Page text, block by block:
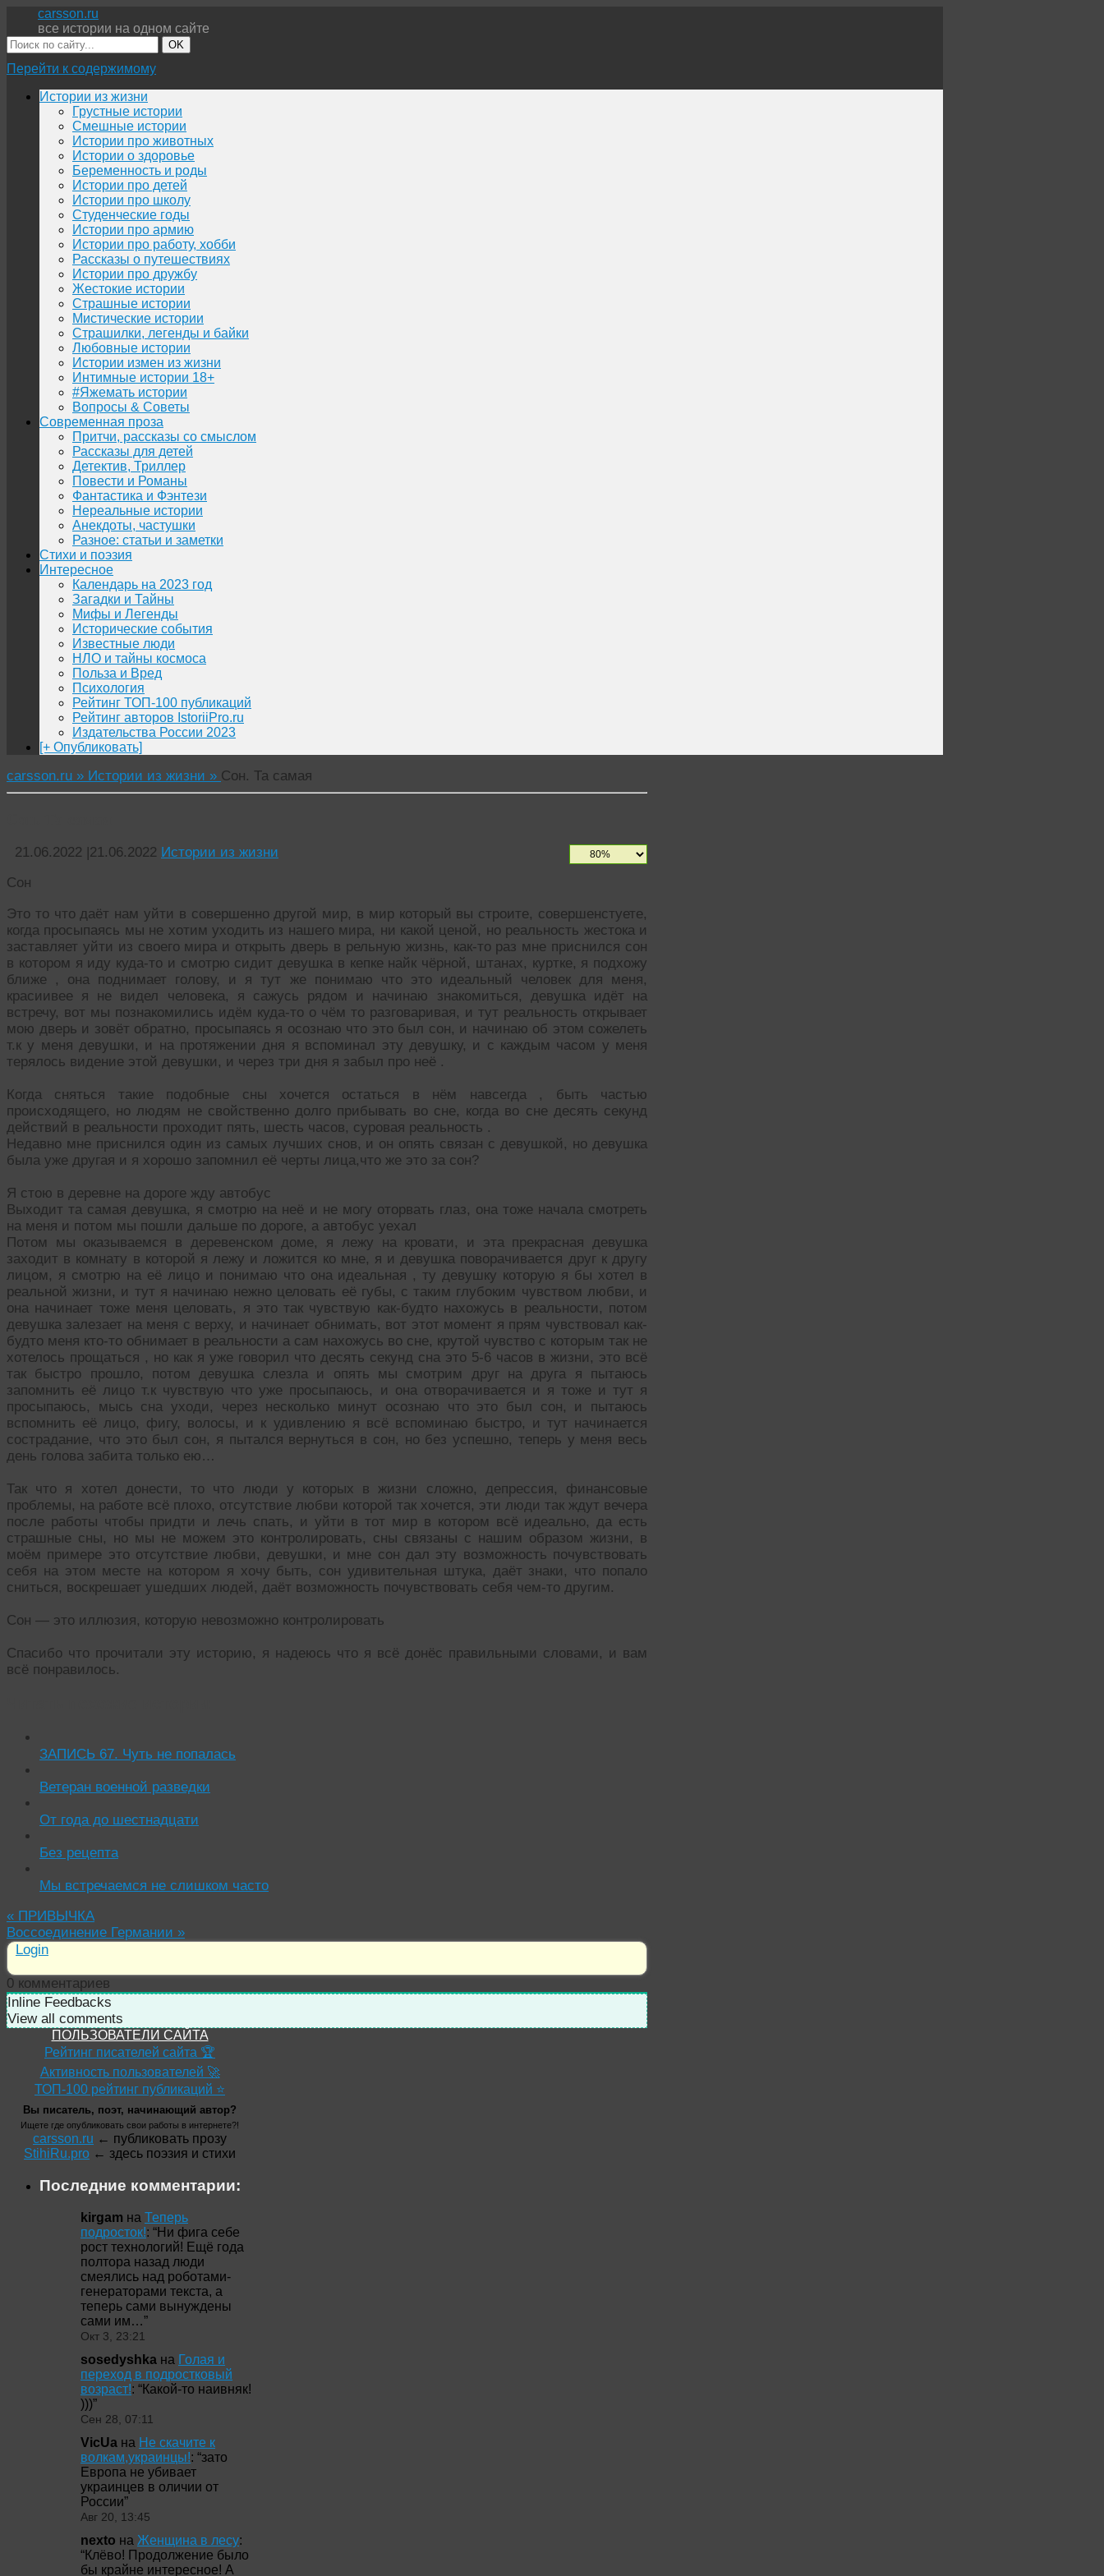
carsson.ru
все истории на одном сайте
OK
Перейти к содержимому
Истории из жизни
Грустные истории
Смешные истории
Истории про животных
Истории о здоровье
Беременность и роды
Истории про детей
Истории про школу
Студенческие годы
Истории про армию
Истории про работу, хобби
Рассказы о путешествиях
Истории про дружбу
Жестокие истории
Страшные истории
Мистические истории
Страшилки, легенды и байки
Любовные истории
Истории измен из жизни
Интимные истории 18+
#Яжемать истории
Вопросы & Советы
Современная проза
Притчи, рассказы со смыслом
Рассказы для детей
Детектив, Триллер
Повести и Романы
Фантастика и Фэнтези
Нереальные истории
Анекдоты, частушки
Разное: статьи и заметки
Стихи и поэзия
Интересное
Календарь на 2023 год
Загадки и Тайны
Мифы и Легенды
Исторические события
Известные люди
НЛО и тайны космоса
Польза и Вред
Психология
Рейтинг ТОП-100 публикаций
Рейтинг авторов IstoriiPro.ru
Издательства России 2023
[+ Опубликовать]
carsson.ru » Истории из жизни » Сон. Та самая
21.06.2022 |21.06.2022 Истории из жизни
Сон
Это то что даëт нам уйти в совершенно другой мир, в мир который вы строите, совершенстуете,
когда просыпаясь мы не хотим уходить из нашего мира, ни какой ценой, но реальность жестока и
заставляет уйти из своего мира и открыть дверь в рельную жизнь, как-то раз мне приснился сон
в котором я иду куда-то и смотрю сидит девушка в кепке найк чëрной, штанах, куртке, я подхожу
ближе , она поднимает голову, и я тут же понимаю что это идеальный человек для меня,
красиивее я не видел человека, я сажусь рядом и начинаю знакомиться, девушка идëт на
встречу, вот мы познакомились идëм куда-то о чëм то разговаривая, и тут реальность открывает
мою дверь и зовëт обратно, просыпаясь я осознаю что это был сон, и начинаю об этом сожелеть
т.к у меня девушки, и на протяжении дня я вспоминал эту девушку, и с каждым часом у меня
терялось видение этой девушки, и через три дня я забыл про неë .
Когда сняться такие подобные сны хочется остаться в нëм навсегда , быть частью
происходящего, но людям не свойственно долго прибывать во сне, когда во сне десять секунд
действий в реальности проходит пять, шесть часов, суровая реальность .
Недавно мне приснился один из самых лучших снов, и он опять связан с девушкой, но девушка
была уже другая и я хорошо запомнил еë черты лица,что же это за сон?
Я стою в деревне на дороге жду автобус
Выходит та самая девушка, я смотрю на неë и не могу оторвать глаз, она тоже начала смотреть
на меня и потом мы пошли дальше по дороге, а автобус уехал
Потом мы оказываемся в деревенском доме, я лежу на кровати, и эта прекрасная девушка
заходит в комнату в которой я лежу и ложится ко мне, я и девушка поворачивается друг к другу
лицом, я смотрю на еë лицо и понимаю что она идеальная , ту девушку которую я бы хотел в
реальной жизни, и тут я начинаю нежно целовать еë губы, с таким глубоким чувством любви, и
она начинает тоже меня целовать, я это так чувствую как-будто нахожусь в реальности, потом
девушка залезает на меня с верху, и начинает обнимать, вот этот момент я прям чувствовал как-
будто меня кто-то обнимает в реальности а сам нахожусь во сне, крутой чувство с которым так не
хотелось прощаться , но как я уже говорил что десять секунд сна это 5-6 часов в жизни, это всë
так быстро прошло, потом девушка слезла и опять мы смотрим друг на друга я пытаюсь
запомнить еë лицо т.к чувствую что уже просыпаюсь, и она отворачивается и я тоже и тут я
просыпаюсь, мысь сна уходи, через несколько минут осознаю что это был сон, и пытаюсь
вспомнить еë лицо, фигу, волосы, и к удивлению я всë вспоминаю быстро, и тут начинается
сострадание, что это был сон, я пытался вернуться в сон, но без успешно, теперь у меня весь
день голова забита только ею…
Так что я хотел донести, то что люди у которых в жизни сложно, депрессия, финансовые
проблемы, на работе всë плохо, отсутствие любви которой так хочется, эти люди так ждут вечера
после работы чтобы придти и лечь спать, и уйти в тот мир в котором всë идеально, да есть
страшные сны, но мы не можем это контролировать, сны связаны с нашим образом жизни, в
моëм примере это отсутствие любви, девушки, и мне сон дал эту возможность почувствовать
себя на этом месте на котором я хочу быть, сон удивительная штука, даëт знаки, что попало
сниться, воскрешает ушедших людей, даëт возможность почувствовать себя чем-то другим.
Сон — это иллюзия, которую невозможно контролировать
Спасибо что прочитали эту историю, я надеюсь что я всë донëс правильными словами, и вам
всë понравилось.
ЗАПИСЬ 67. Чуть не попалась
Ветеран военной разведки
От года до шестнадцати
Без рецепта
Мы встречаемся не слишком часто
« ПРИВЫЧКА
Воссоединение Германии »
Login
0 комментариев
Inline Feedbacks
View all comments
ПОЛЬЗОВАТЕЛИ САЙТА
Рейтинг писателей сайта 🏆
Активность пользователей 🚀
ТОП-100 рейтинг публикаций ⭐
Вы писатель, поэт, начинающий автор?
Ищете где опубликовать свои работы в интернете?!
carsson.ru ← публиковать прозу
StihiRu.pro ← здесь поэзия и стихи
Последние комментарии:
kirgam на Теперь
подросток!: “Ни фига себе
рост технологий! Ещё года
полтора назад люди
смеялись над роботами-
генераторами текста, а
теперь сами вынуждены
сами им…”
Окт 3, 23:21
sosedyshka на Голая и
переход в подростковый
возраст!: “Какой-то наивняк!
)))”
Сен 28, 07:11
VicUa на Не скачите к
волкам,украинцы!: “зато
Европа не убивает
украинцев в оличии от
России”
Авг 20, 13:45
nexto на Женщина в лесу:
“Клёво! Продолжение было
бы крайне интересное! А